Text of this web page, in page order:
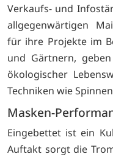
Verkaufs- und
allgegenwärtigen
für ihre Projekte im
und Gärtnern,
ökologischer
Techniken wie
Masken-
Eingebettet ist ein
Auftakt sorgt die